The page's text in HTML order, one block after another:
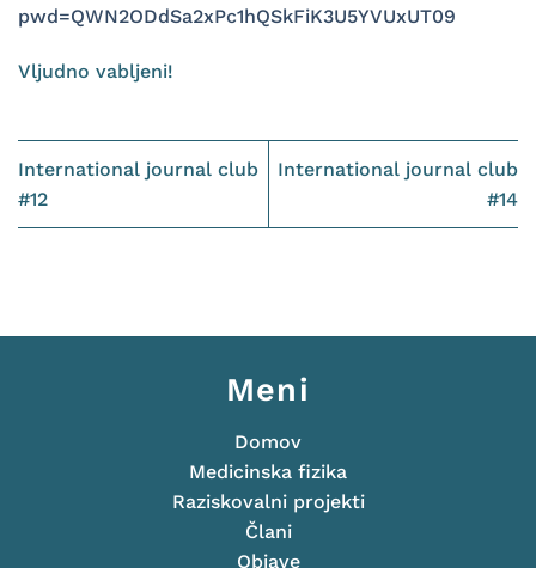
pwd=QWN2ODdSa2xPc1hQSkFiK3U5YVUxUT09
Vljudno vabljeni!
International journal club
#12
International journal club
#14
Meni
Domov
Medicinska fizika
Raziskovalni projekti
Člani
Objave